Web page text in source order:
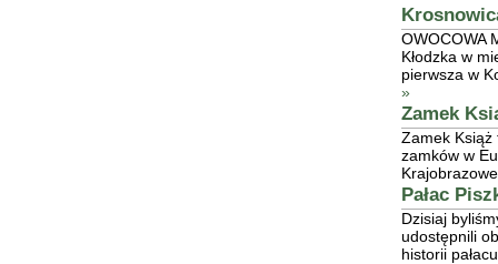
OWOCOWA
Kłodzka w
pierwsza w
»
Zamek
Zamek Książ
zamków w
Pałac
Dzisiaj
udostępnili
historii